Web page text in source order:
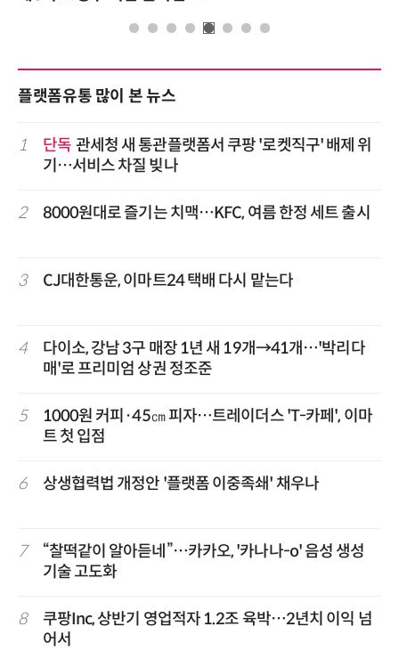
플랫폼유통 많이 본 뉴스
1 단독 관세청 새 통관플랫폼서 쿠팡 '로켓직구' 배제 위
기…서비스 차질 빚나
2 8000원대로 즐기는 치맥…KFC, 여름 한정 세트 출시
3 CJ대한통운, 이마트24 택배 다시 맡는다
4
다이소, 강남 3구 매장 1년 새 19개→41개…'박리다
매'로 프리미엄 상권 정조준
5
1000원 커피·45㎝ 피자…트레이더스 'T-카페', 이마
트 첫 입점
6 상생협력법 개정안 '플랫폼 이중족쇄' 채우나
7
“찰떡같이 알아듣네”…카카오, '카나나-o' 음성 생성
기술 고도화
8
쿠팡Inc, 상반기 영업적자 1.2조 육박…2년치 이익 넘
어서